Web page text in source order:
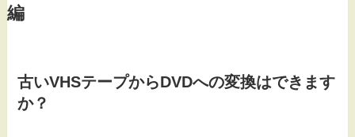
編
古いVHSテープからDVDへの変換はできます
か？